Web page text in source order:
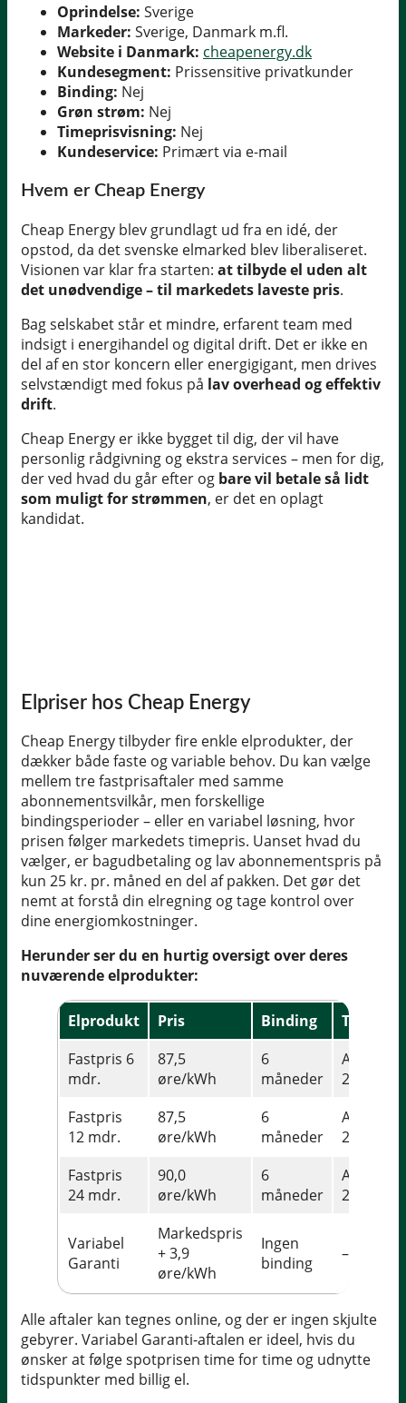
Oprindelse: Sverige
Markeder: Sverige, Danmark m.fl.
Website i Danmark: cheapenergy.dk
Kundesegment: Prissensitive privatkunder
Binding: Nej
Grøn strøm: Nej
Timeprisvisning: Nej
Kundeservice: Primært via e-mail
Hvem er Cheap Energy
Cheap Energy blev grundlagt ud fra en idé, der
opstod, da det svenske elmarked blev liberaliseret.
Visionen var klar fra starten: at tilbyde el uden alt
det unødvendige – til markedets laveste pris.
Bag selskabet står et mindre, erfarent team med
indsigt i energihandel og digital drift. Det er ikke en
del af en stor koncern eller energigigant, men drives
selvstændigt med fokus på lav overhead og effektiv
drift.
Cheap Energy er ikke bygget til dig, der vil have
personlig rådgivning og ekstra services – men for dig,
der ved hvad du går efter og bare vil betale så lidt
som muligt for strømmen, er det en oplagt
kandidat.
Elpriser hos Cheap Energy
Cheap Energy tilbyder fire enkle elprodukter, der
dækker både faste og variable behov. Du kan vælge
mellem tre fastprisaftaler med samme
abonnementsvilkår, men forskellige
bindingsperioder – eller en variabel løsning, hvor
prisen følger markedets timepris. Uanset hvad du
vælger, er bagudbetaling og lav abonnementspris på
kun 25 kr. pr. måned en del af pakken. Det gør det
nemt at forstå din elregning og tage kontrol over
dine energiomkostninger.
Herunder ser du en hurtig oversigt over deres
nuværende elprodukter:
Elprodukt Pris Binding
Tillæg
Fastpris 6
mdr.
87,5
øre/kWh
6
måneder
25 kr.
Fastpris
12 mdr.
87,5
øre/kWh
6
måneder
25 kr.
Fastpris
24 mdr.
90,0
øre/kWh
6
måneder
25 kr.
Variabel
Garanti
Markedspris
+ 3,9
øre/kWh
Ingen
binding
–
Alle aftaler kan tegnes online, og der er ingen skjulte
gebyrer. Variabel Garanti-aftalen er ideel, hvis du
ønsker at følge spotprisen time for time og udnytte
tidspunkter med billig el.